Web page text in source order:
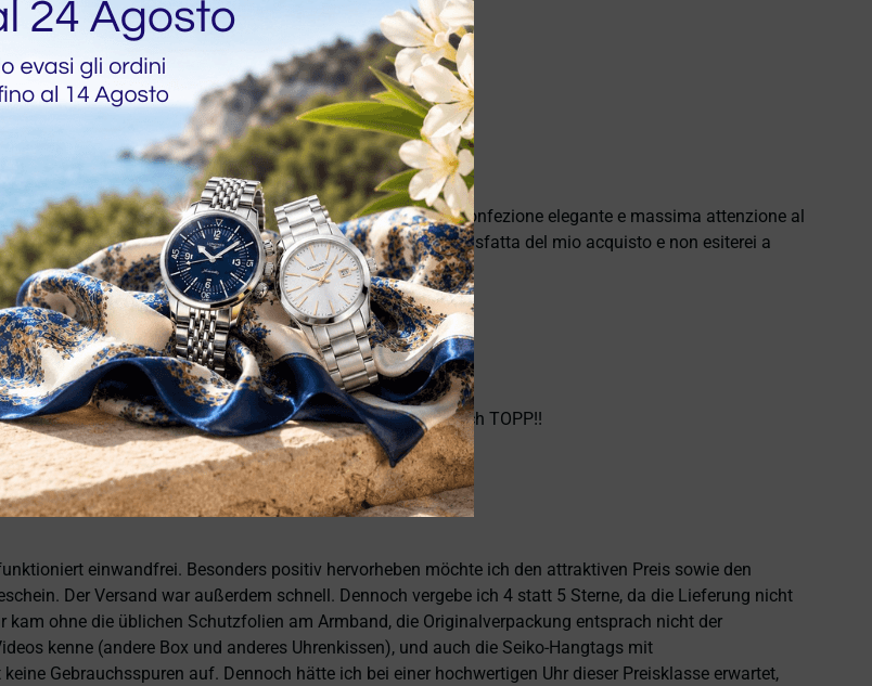
il servizio è stato impeccabile: spedizione puntuale, confezione elegante e massima attenzione al
e prodotti di altissimo livello. Sono pienamente soddisfatta del mio acquisto e non esiterei a
kann Fabio Ferro ohne Bedenken weiterempfehlen. Einfach TOPP!!
einwandfrei. Besonders positiv hervorheben möchte ich den attraktiven Preis sowie den
Der Versand war außerdem schnell. Dennoch vergebe ich 4 statt 5 Sterne, da die Lieferung nicht
ohne die üblichen Schutzfolien am Armband, die Originalverpackung entsprach nicht der
kenne (andere Box und anderes Uhrenkissen), und auch die Seiko-Hangtags mit
Gebrauchsspuren auf. Dennoch hätte ich bei einer hochwertigen Uhr dieser Preisklasse erwartet,